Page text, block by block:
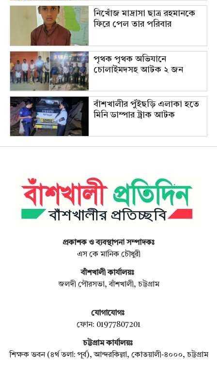
নিখোঁজ মাদ্রাসা ছাত্র রহমানকে
ফিরে পেল তার পরিবার
পৃথক পৃথক অভিযানে
চোলাইমদসহ আটক ২ জন
বাঁশখালীর পুঁইছড়ি এলাকা হতে
মিনি ডাম্পার ট্রাক আটক
প্রকাশক ও ব্যবস্থাপনা সম্পাদকঃ
এস কে মানিক চৌধুরী
বাঁশখালী কার্যালয়ঃ
জলদী পৌরসভা, বাঁশখালী, চট্টগ্রাম
যোগাযোগঃ
ফোন: 01977807201
চট্টগ্রাম কার্যালয়ঃ
শিক্ষক ভবন (৪র্থ তলা: পূর্ব), আন্দরকিল্লা, কোতয়ালী-৪০০০, চট্টগ্রাম